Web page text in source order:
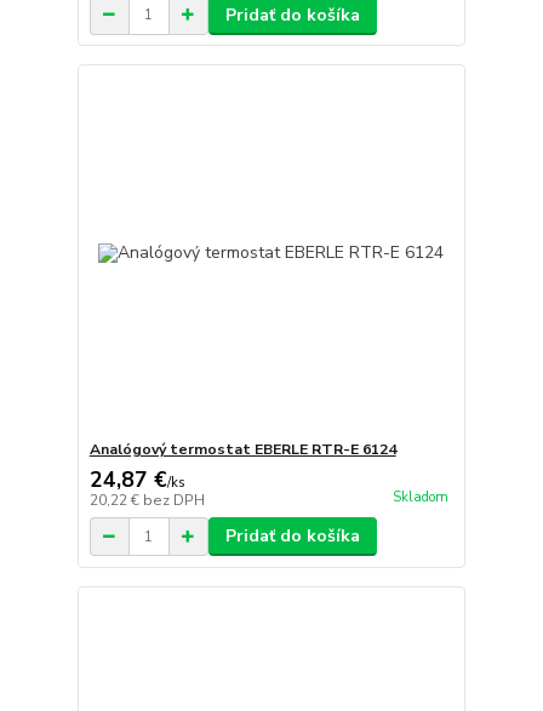
Pridať do košíka
Analógový termostat EBERLE RTR-E 6124
24,87 €/ks
20,22 € bez DPH Skladom
Pridať do košíka